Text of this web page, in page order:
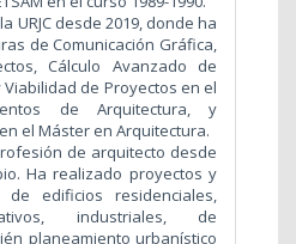
URJC desde 2019, donde ha
de Comunicación Gráfica,
Cálculo Avanzado de
de Proyectos en el
de Arquitectura, y
el Máster en Arquitectura.
de arquitecto desde
Ha realizado proyectos y
edificios residenciales,
industriales, de
planeamiento urbanístico